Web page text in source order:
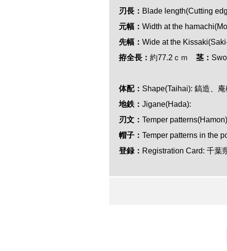
刃長： Blade length(Cutting
元幅： Width at the
先幅： Wide at the
拵全長： 約77.2ｃｍ 茎：
体配： Shape(Taihai): 鎬造、庵
地鉄： Jigane(Hada):
刃文： Temper
帽子： Temper patterns in the
登録： Registration Card: 千葉